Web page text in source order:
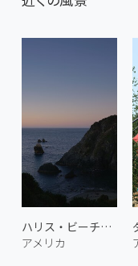
ハリス・ビーチの朝 1
アメリカ